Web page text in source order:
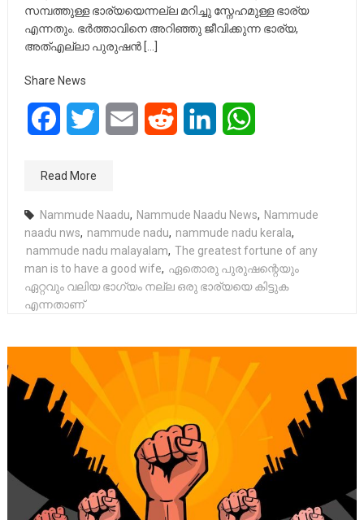
സമ്പത്തുള്ള ഭാര്യയെന്നല്ല മറിച്ചു സ്നേഹമുള്ള ഭാര്യ
എന്നതും. ഭർത്താവിനെ അറിഞ്ഞു ജീവിക്കുന്ന ഭാര്യ,
അത്എല്ലാ പുരുഷൻ […]
Share News
FacebookTwitter Email Reddit LinkedIn
Read More
Nammude Naadu, Nammude Naadu News, Nammude
naadu nws, nammude nadu, nammude nadu kerala,
nammude nadu malayalam, The greatest fortune of any
man is to have a good wife, ഏതൊരു പുരുഷന്റെയും
ഏറ്റവും വലിയ ഭാഗ്യം നല്ല ഒരു ഭാര്യയെ കിട്ടുക
എന്നതാണ്